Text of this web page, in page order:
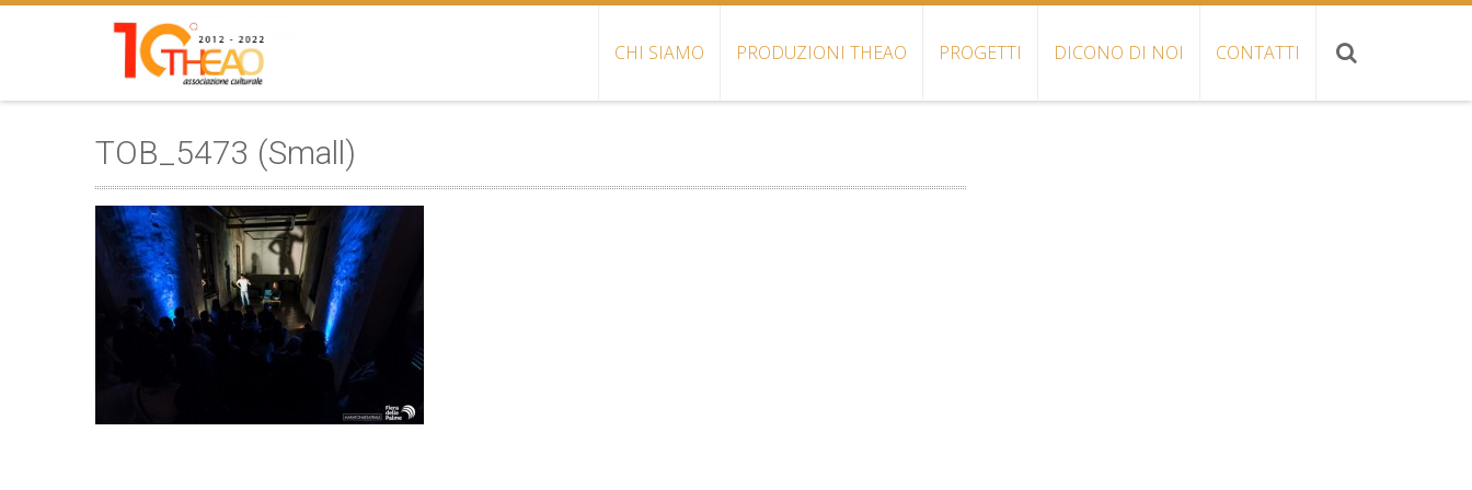
CHI SIAMO PRODUZIONI THEAO PROGETTI DICONO DI NOI CONTATTI
TOB_5473 (Small)